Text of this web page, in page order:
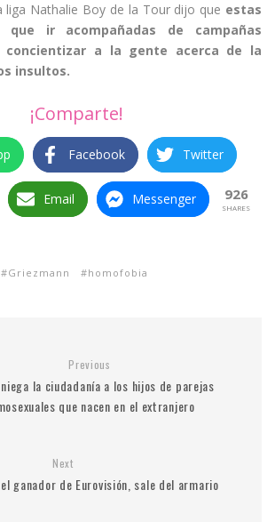
liga Nathalie Boy de la Tour dijo que estas
que ir acompañadas de campañas
concientizar a la gente acerca de la
insultos.
¡Comparte!
Facebook Twitter
Email Messenger 926
SHARES
Griezmann homofobia
Previous
la ciudadanía a los hijos de parejas
que nacen en el extranjero
Next
ganador de Eurovisión, sale del armario